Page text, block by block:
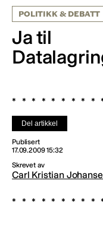
POLITIKK & DEBATT
Ja til
Del artikkel
Publisert
17.09.2009 15:32
Skrevet av
Carl Kristian